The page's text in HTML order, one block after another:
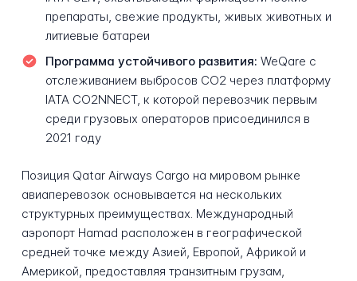
препараты, свежие продукты, живых животных и
литиевые батареи
Программа устойчивого развития: WeQare с
отслеживанием выбросов CO2 через платформу
IATA CO2NNECT, к которой перевозчик первым
среди грузовых операторов присоединился в
2021 году
Позиция Qatar Airways Cargo на мировом рынке
авиаперевозок основывается на нескольких
структурных преимуществах. Международный
аэропорт Hamad расположен в географической
средней точке между Азией, Европой, Африкой и
Америкой, предоставляя транзитным грузам,